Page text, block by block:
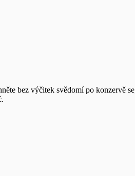
bez výčitek svědomí po konzervě